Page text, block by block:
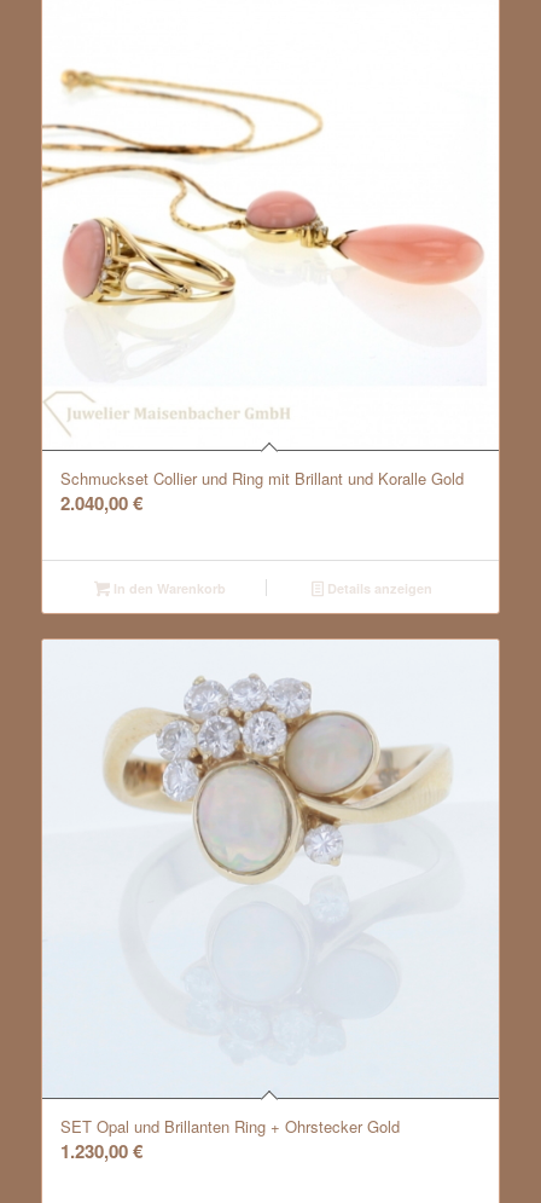
Schmuckset Collier und Ring mit Brillant und Koralle Gold
2.040,00€
In den Warenkorb Details anzeigen
SET Opal und Brillanten Ring + Ohrstecker Gold
1.230,00€